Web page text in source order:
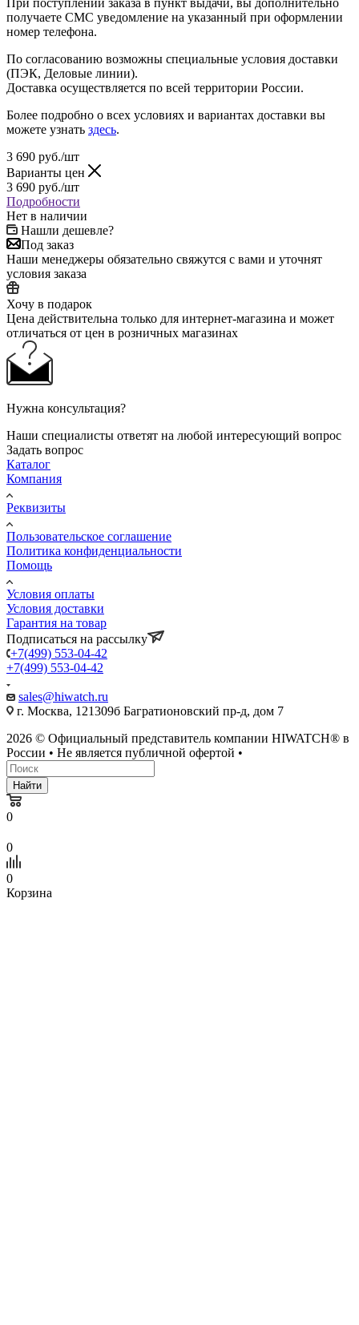
получаете СМС уведомление на указанный при оформлении
номер телефона.
По согласованию возможны специальные условия доставки
(ПЭК, Деловые линии).
Доставка осуществляется по всей территории России.
Более подробно о всех условиях и вариантах доставки вы
можете узнать здесь.
3 690 руб./шт
Варианты цен
3 690 руб./шт
Подробности
Нет в наличии
Нашли дешевле?
Под заказ
Наши менеджеры обязательно свяжутся с вами и уточнят
условия заказа
Хочу в подарок
Цена действительна только для интернет-магазина и может
отличаться от цен в розничных магазинах
Нужна консультация?
Наши специалисты ответят на любой интересующий вопрос
Задать вопрос
Каталог
Компания
Реквизиты
Пользовательское соглашение
Политика конфиденциальности
Помощь
Условия оплаты
Условия доставки
Гарантия на товар
Подписаться на рассылку
+7(499) 553-04-42
+7(499) 553-04-42
sales@hiwatch.ru
г. Москва, 121309б Багратионовский пр-д, дом 7
2026 © Официальный представитель компании HIWATCH® в
России • Не является публичной офертой •
Найти
0
0
0
Корзина